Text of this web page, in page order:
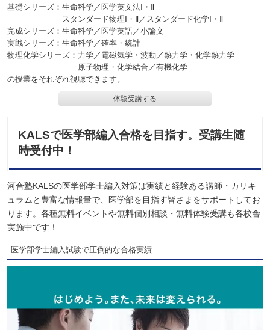
基礎シリーズ：生命科学／医学英文法Ⅰ・Ⅱ
スタンダード物理Ⅰ・Ⅱ／スタンダード化学Ⅰ・Ⅱ
完成シリーズ：生命科学／医学英語／小論文
実戦シリーズ：生命科学／確率・統計
物理化学シリーズ：力学／電磁気学・波動／熱力学・化学熱力学
原子物理・化学結合／有機化学
の授業をそれぞれ視聴できます。
体験受講する
KALSで医学部編入合格を目指す。受講生随
時受付中！
河合塾KALSの医学部学士編入対策は実績と経験ある講師・カリキ
ュラムと豊富な情報量で、医学部を目指す皆さまをサポートしてお
ります。各種無料イベントや無料個別相談・無料体験受講も各校舎
実施中です！
医学部学士編入試験で圧倒的な合格実績